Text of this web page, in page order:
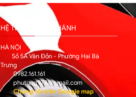
HỆ THỐNG CHI NHÁNH
HÀ NỘI
Số 5A Vân Đồn - Phường Hai Bà
Trưng
0982.161.161
phutung978@gmail.com
Chúng tôi trên Google map